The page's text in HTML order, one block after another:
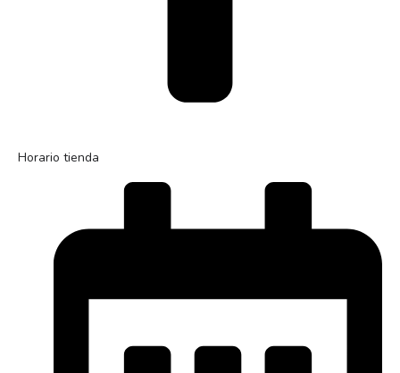
Horario tienda